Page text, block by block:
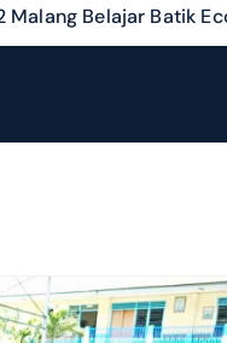
Malang Belajar Batik